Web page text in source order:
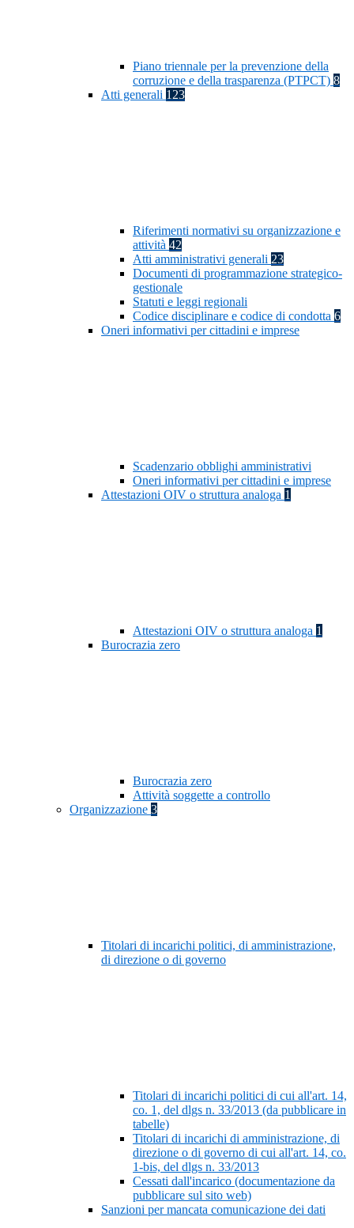
Piano triennale per la prevenzione della
corruzione e della trasparenza (PTPCT) 8
Atti generali 123
Riferimenti normativi su organizzazione e
attività 42
Atti amministrativi generali 23
Documenti di programmazione strategico-
gestionale
Statuti e leggi regionali
Codice disciplinare e codice di condotta 6
Oneri informativi per cittadini e imprese
Scadenzario obblighi amministrativi
Oneri informativi per cittadini e imprese
Attestazioni OIV o struttura analoga 1
Attestazioni OIV o struttura analoga 1
Burocrazia zero
Burocrazia zero
Attività soggette a controllo
Organizzazione 3
Titolari di incarichi politici, di amministrazione,
di direzione o di governo
Titolari di incarichi politici di cui all'art. 14,
co. 1, del dlgs n. 33/2013 (da pubblicare in
tabelle)
Titolari di incarichi di amministrazione, di
direzione o di governo di cui all'art. 14, co.
1-bis, del dlgs n. 33/2013
Cessati dall'incarico (documentazione da
pubblicare sul sito web)
Sanzioni per mancata comunicazione dei dati